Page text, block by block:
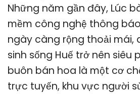
Những năm gần đây, Lúc
mềm công nghệ thông
ngày càng rộng thoải mái,
sinh sống Huế trở nên siêu
buôn bán hoa là một cơ
trực tuyến, khu vực người